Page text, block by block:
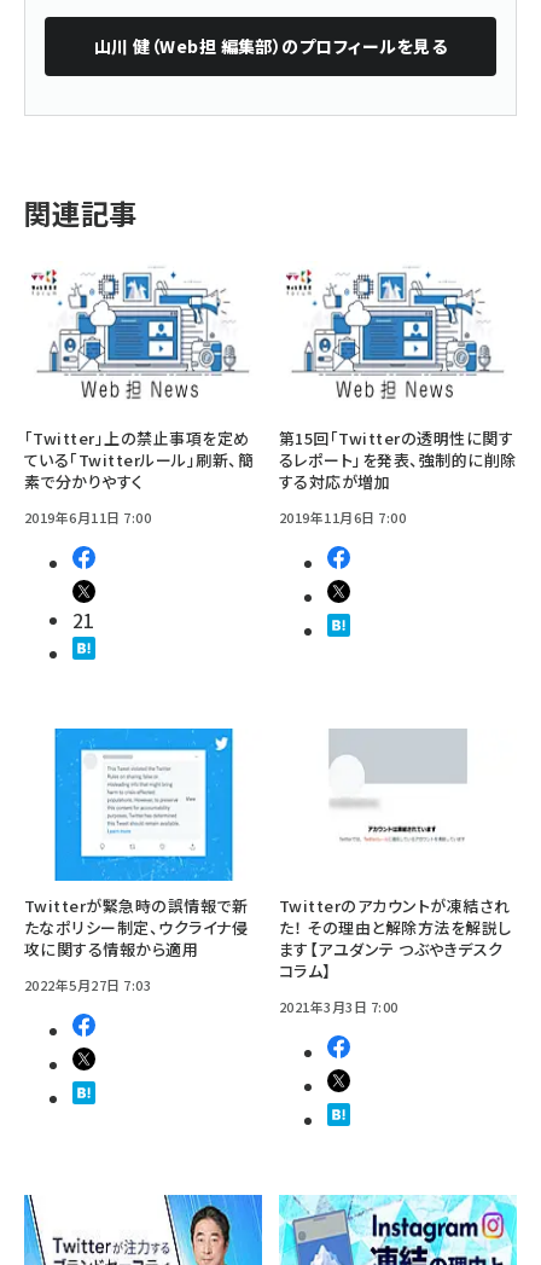
山川 健（Web担 編集部） のプロフィールを見る
関連記事
「Twitter」上の禁止事項を定め
ている「Twitterルール」刷新、簡
素で分かりやすく
2019年6月11日 7:00
21
第15回「Twitterの透明性に関す
るレポート」を発表、強制的に削除
する対応が増加
2019年11月6日 7:00
Twitterが緊急時の誤情報で新
たなポリシー制定、ウクライナ侵
攻に関する情報から適用
2022年5月27日 7:03
Twitterのアカウントが凍結され
た！ その理由と解除方法を解説し
ます【アユダンテ つぶやきデスク
コラム】
2021年3月3日 7:00